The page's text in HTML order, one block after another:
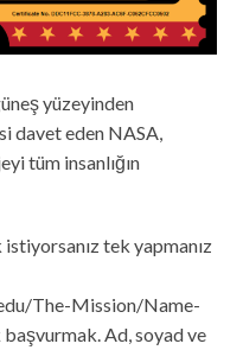
yüzeyinden
davet eden NASA,
tüm insanlığın
istiyorsanız tek yapmanız
The-Mission/Name-
Ad, soyad ve